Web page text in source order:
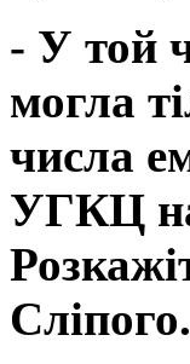
- У той
могла
числа
УГКЦ
Сліпого.